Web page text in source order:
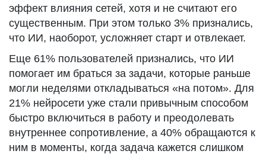
эффект влияния сетей, хотя и не считают его
существенным. При этом только 3% признались,
что ИИ, наоборот, усложняет старт и отвлекает.
Еще 61% пользователей признались, что ИИ
помогает им браться за задачи, которые раньше
могли неделями откладываться «на потом». Для
21% нейросети уже стали привычным способом
быстро включиться в работу и преодолевать
внутреннее сопротивление, а 40% обращаются к
ним в моменты, когда задача кажется слишком